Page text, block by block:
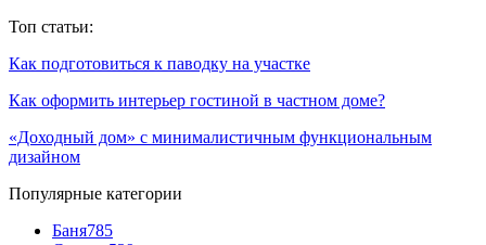
Топ статьи:
Как подготовиться к паводку на участке
Как оформить интерьер гостиной в частном доме?
«Доходный дом» с минималистичным функциональным
дизайном
Популярные категории
Баня785